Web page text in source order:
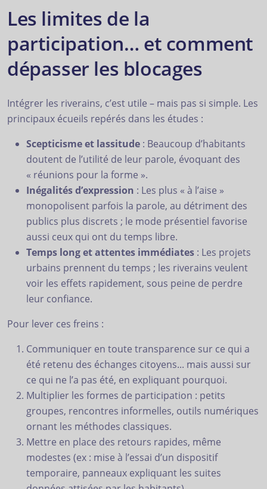
Les limites de la
participation… et comment
dépasser les blocages
Intégrer les riverains, c’est utile – mais pas si simple. Les
principaux écueils repérés dans les études :
Scepticisme et lassitude : Beaucoup d’habitants
doutent de l’utilité de leur parole, évoquant des
« réunions pour la forme ».
Inégalités d’expression : Les plus « à l’aise »
monopolisent parfois la parole, au détriment des
publics plus discrets ; le mode présentiel favorise
aussi ceux qui ont du temps libre.
Temps long et attentes immédiates : Les projets
urbains prennent du temps ; les riverains veulent
voir les effets rapidement, sous peine de perdre
leur confiance.
Pour lever ces freins :
Communiquer en toute transparence sur ce qui a
été retenu des échanges citoyens... mais aussi sur
ce qui ne l’a pas été, en expliquant pourquoi.
Multiplier les formes de participation : petits
groupes, rencontres informelles, outils numériques
ornant les méthodes classiques.
Mettre en place des retours rapides, même
modestes (ex : mise à l’essai d’un dispositif
temporaire, panneaux expliquant les suites